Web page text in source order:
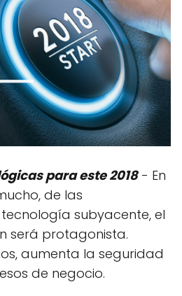
para este 2018- En
de las
subyacente, el
será protagonista.
aumenta la seguridad
de negocio.